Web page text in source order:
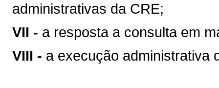
administrativas da CRE;
VII - a resposta a consulta em
VIII - a execução administrativa